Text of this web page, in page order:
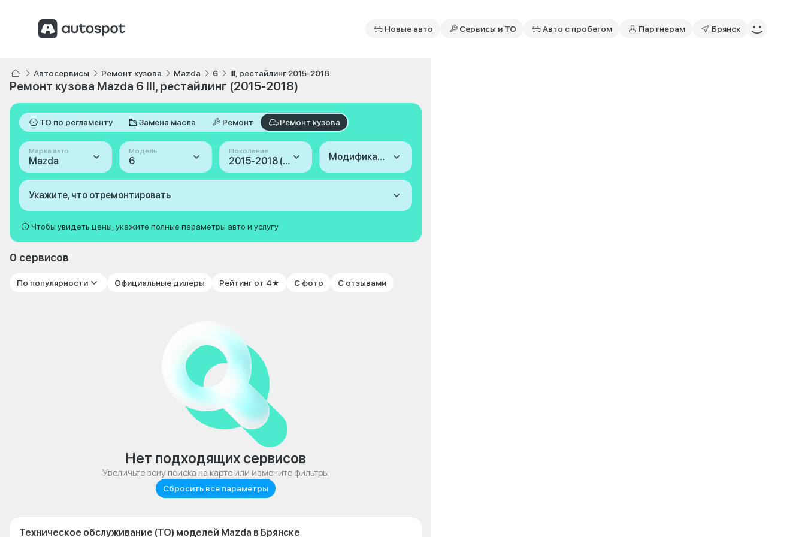
Новые авто Сервисы и ТО Авто с пробегом Партнерам Брянск
Автосервисы Ремонт кузова Mazda 6 III, рестайлинг 2015-2018
Ремонт кузова Mazda 6 III, рестайлинг (2015-2018)
ТО по регламенту Замена масла Ремонт Ремонт кузова
Марка авто
Mazda
Модель
6
Поколение
2015-2018 (III, рестайлинг) Модификация
Укажите, что отремонтировать
Чтобы увидеть цены, укажите полные параметры авто и услугу
0 сервисов
По популярности Официальные дилеры Рейтинг от 4★ С фото С отзывами
Нет подходящих сервисов
Увеличьте зону поиска на карте или измените фильтры
Сбросить все параметры
Техническое обслуживание (ТО) моделей Mazda в Брянске